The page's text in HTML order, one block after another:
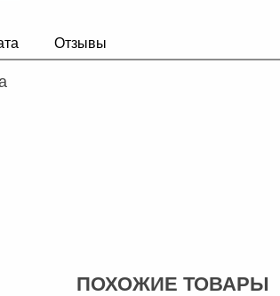
Отзывы
ПОХОЖИЕ ТОВАРЫ